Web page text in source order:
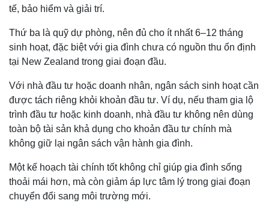
tế, bảo hiểm và giải trí.
Thứ ba là quỹ dự phòng, nên đủ cho ít nhất 6–12 tháng
sinh hoạt, đặc biệt với gia đình chưa có nguồn thu ổn định
tại New Zealand trong giai đoạn đầu.
Với nhà đầu tư hoặc doanh nhân, ngân sách sinh hoạt cần
được tách riêng khỏi khoản đầu tư. Ví dụ, nếu tham gia lộ
trình đầu tư hoặc kinh doanh, nhà đầu tư không nên dùng
toàn bộ tài sản khả dụng cho khoản đầu tư chính mà
không giữ lại ngân sách vận hành gia đình.
Một kế hoạch tài chính tốt không chỉ giúp gia đình sống
thoải mái hơn, mà còn giảm áp lực tâm lý trong giai đoạn
chuyển đổi sang môi trường mới.